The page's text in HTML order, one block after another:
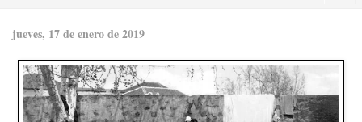
jueves, 17 de enero de 2019